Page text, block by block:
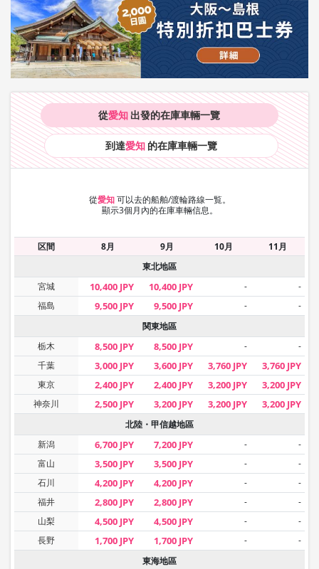
從愛知 出發的在庫車輛一覽
到達愛知 的在庫車輛一覽
從愛知 可以去的船舶/渡輪路線一覧。
顯示3個月內的在庫車輛信息。
区間 8月 9月 10月
11月
東北地區
宮城
10,400 JPY 10,400 JPY -
-
福島
9,500 JPY 9,500 JPY -
-
関東地區
栃木
8,500 JPY 8,500 JPY -
-
千葉
3,000 JPY 3,600 JPY 3,760 JPY 3,760 JPY
東京 2,400 JPY 2,400 JPY 3,200 JPY 3,200 JPY
神奈川 2,500 JPY 3,200 JPY 3,200 JPY 3,200 JPY
北陸・甲信越地區
新潟
6,700 JPY 7,200 JPY -
-
富山
3,500 JPY 3,500 JPY -
-
石川
4,200 JPY 4,200 JPY -
-
福井
2,800 JPY 2,800 JPY -
-
山梨
4,500 JPY 4,500 JPY -
-
長野
1,700 JPY 1,700 JPY -
-
東海地區